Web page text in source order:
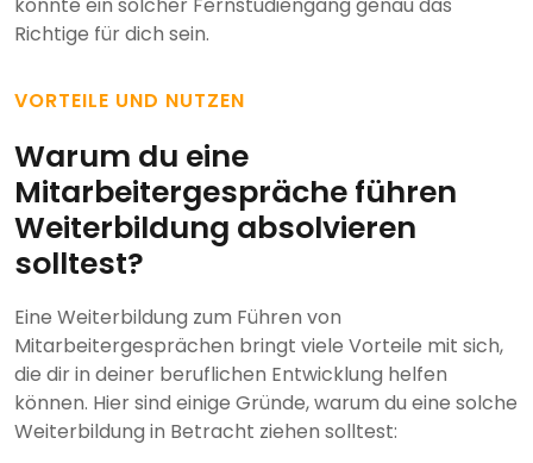
Richtige für dich sein.
VORTEILE UND NUTZEN
Warum du eine
Mitarbeitergespräche führen
Weiterbildung absolvieren
solltest?
Eine Weiterbildung zum Führen von
Mitarbeitergesprächen bringt viele Vorteile mit sich,
die dir in deiner beruflichen Entwicklung helfen
können. Hier sind einige Gründe, warum du eine solche
Weiterbildung in Betracht ziehen solltest: